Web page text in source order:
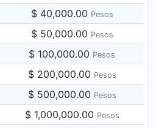
$ 40,000.00 Pesos
$ 50,000.00 Pesos
$ 100,000.00 Pesos
$ 200,000.00 Pesos
$ 500,000.00 Pesos
$ 1,000,000.00 Pesos